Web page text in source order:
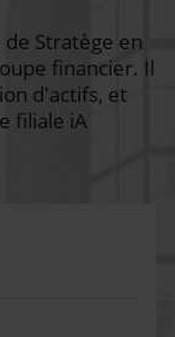
Stratège en
financier. Il
d'actifs, et
filiale iA